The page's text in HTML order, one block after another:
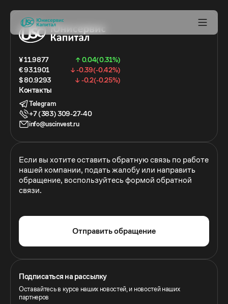
¥ 11.9877
↑ 0.04(0.31%)
€ 93.1901
↓ -0.39(-0.42%)
$ 80.9293
↓ -0.2(-0.25%)
Контакты
Telegram
+7 (383) 309-27-40
info@uscinvest.ru
Если вы хотите оставить обратную связь по работе
нашей компании, подать жалобу или направить
обращение, воспользуйтесь формой обратной
связи.
Отправить обращение
Подписаться на рассылку
Оставайтесь в курсе наших новостей, и новостей наших
партнеров